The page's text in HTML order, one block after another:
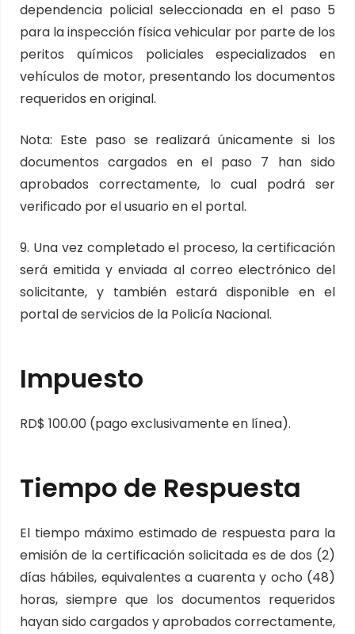
dependencia policial seleccionada en el paso 5
para la inspección física vehicular por parte de los
peritos químicos policiales especializados en
vehículos de motor, presentando los documentos
requeridos en original.
Nota: Este paso se realizará únicamente si los
documentos cargados en el paso 7 han sido
aprobados correctamente, lo cual podrá ser
verificado por el usuario en el portal.
9. Una vez completado el proceso, la certificación
será emitida y enviada al correo electrónico del
solicitante, y también estará disponible en el
portal de servicios de la Policía Nacional.
Impuesto
RD$ 100.00 (pago exclusivamente en línea).
Tiempo de Respuesta
El tiempo máximo estimado de respuesta para la
emisión de la certificación solicitada es de dos (2)
días hábiles, equivalentes a cuarenta y ocho (48)
horas, siempre que los documentos requeridos
hayan sido cargados y aprobados correctamente,